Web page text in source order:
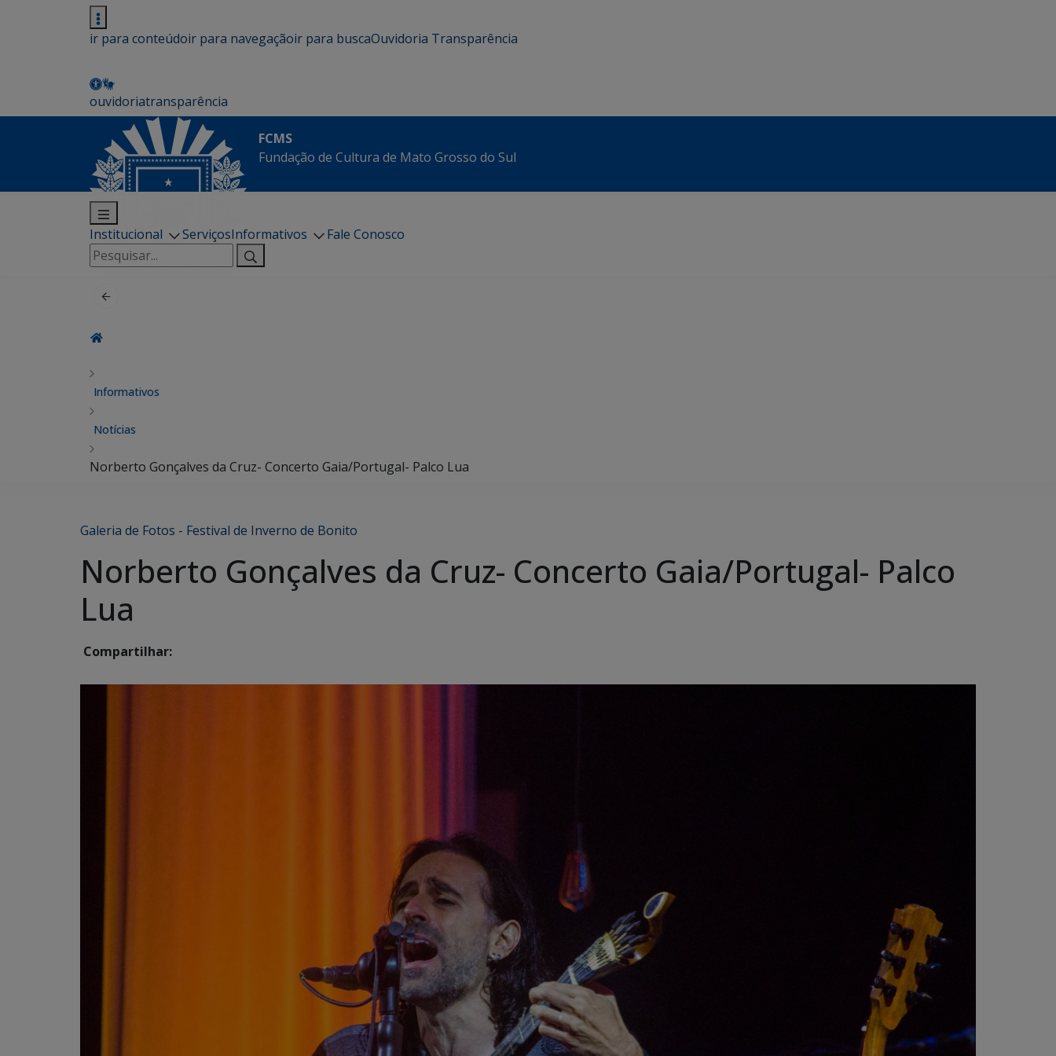
ir para conteúdoir para navegaçãoir para buscaOuvidoria Transparência
ouvidoriatransparência
FCMS
Fundação de Cultura de Mato Grosso do Sul
Institucional ServiçosInformativos
Fale Conosco
Pesquisar
por:
Informativos
Notícias
Norberto Gonçalves da Cruz- Concerto Gaia/Portugal- Palco Lua
Galeria de Fotos - Festival de Inverno de Bonito
Norberto Gonçalves da Cruz- Concerto Gaia/Portugal- Palco
Lua
Compartilhar: